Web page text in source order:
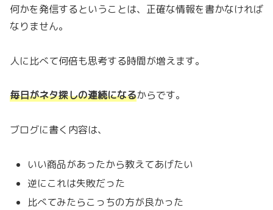
何かを発信するということは、正確な情報を書かなければ
なりません。
人に比べて何倍も思考する時間が増えます。
毎日がネタ探しの連続になるからです。
ブログに書く内容は、
いい商品があったから教えてあげたい
逆にこれは失敗だった
比べてみたらこっちの方が良かった